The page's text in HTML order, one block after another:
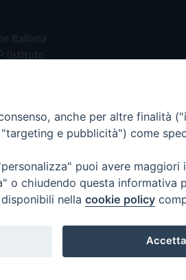
Italiana
(Istituto
anche per altre finalità
e pubblicità") come
puoi avere maggiori
o chiudendo questa informativa
nella cookie policy
Accetta